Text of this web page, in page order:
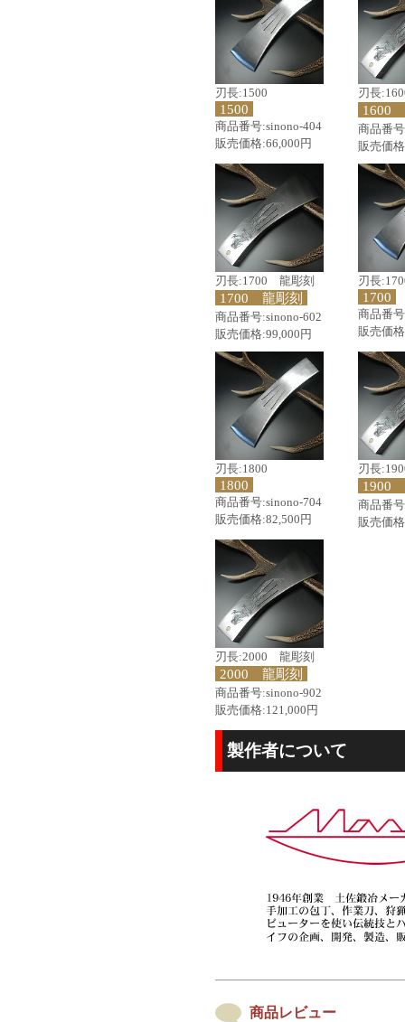
刃長:1500
1500
商品番号:sinono-404
販売価格:66,000円
刃長
1600
商品番
販売価
刃長:1700 龍彫刻
1700 龍彫刻
商品番号:sinono-602
販売価格:99,000円
刃長
1700
商品番
販売価
刃長:1800
1800
商品番号:sinono-704
販売価格:82,500円
刃長
1900
商品番
販売価
刃長:2000 龍彫刻
2000 龍彫刻
商品番号:sinono-902
販売価格:121,000円
製作者について
商品レビュー